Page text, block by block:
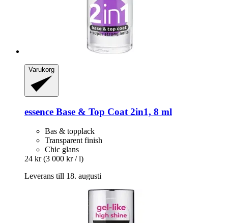
Varukorg
essence Base & Top Coat 2in1, 8 ml
Bas & topplack
Transparent finish
Chic glans
24 kr (3 000 kr / l)
Leverans till 18. augusti